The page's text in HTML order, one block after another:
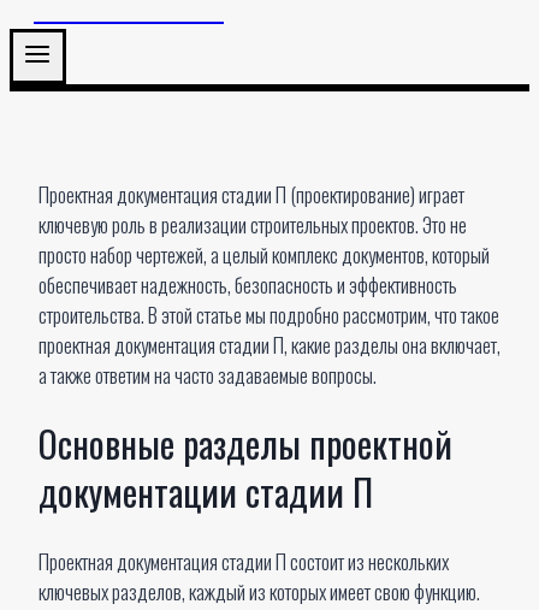
Проектная документация стадии П (проектирование) играет
ключевую роль в реализации строительных проектов. Это не
просто набор чертежей, а целый комплекс документов, который
обеспечивает надежность, безопасность и эффективность
строительства. В этой статье мы подробно рассмотрим, что такое
проектная документация стадии П, какие разделы она включает,
а также ответим на часто задаваемые вопросы.
Основные разделы проектной
документации стадии П
Проектная документация стадии П состоит из нескольких
ключевых разделов, каждый из которых имеет свою функцию.